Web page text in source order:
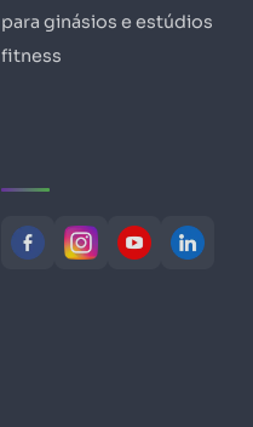
para ginásios e estúdios
fitness